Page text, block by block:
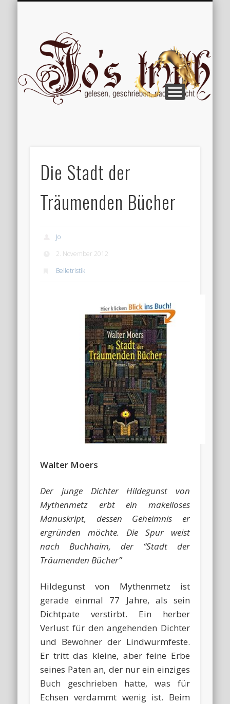
Die Stadt der
Träumenden Bücher
Jo
2. November 2012
Belletristik
Walter Moers
Der junge Dichter Hildegunst von
Mythenmetz erbt ein makelloses
Manuskript, dessen Geheimnis er
ergründen möchte. Die Spur weist
nach Buchhaim, der “Stadt der
Träumenden Bücher”
Hildegunst von Mythenmetz ist
gerade einmal 77 Jahre, als sein
Dichtpate verstirbt. Ein herber
Verlust für den angehenden Dichter
und Bewohner der Lindwurmfeste.
Er tritt das kleine, aber feine Erbe
seines Paten an, der nur ein einziges
Buch geschrieben hatte, was für
Echsen verdammt wenig ist. Beim